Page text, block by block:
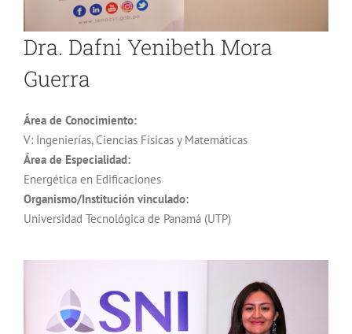
Dra. Dafni Yenibeth Mora
Guerra
Área de Conocimiento:
V: Ingenierías, Ciencias Físicas y Matemáticas
Área de Especialidad:
Energética en Edificaciones
Organismo/Institución vinculado:
Universidad Tecnológica de Panamá (UTP)